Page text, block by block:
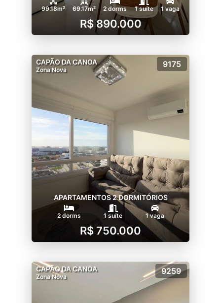
99.18m² 69.17m² 2 dorms 1 suíte 1 vaga
R$ 890.000
CAPÃO DA CANOA
Zona Nova
9175
APARTAMENTOS 2 DORMITÓRIOS
2 dorms 1 suíte 1 vaga
R$ 750.000
CAPÃO DA CANOA
Zona Nova
9259